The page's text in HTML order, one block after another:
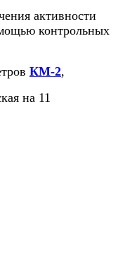
активности
контрольных
КМ-2,
на 11